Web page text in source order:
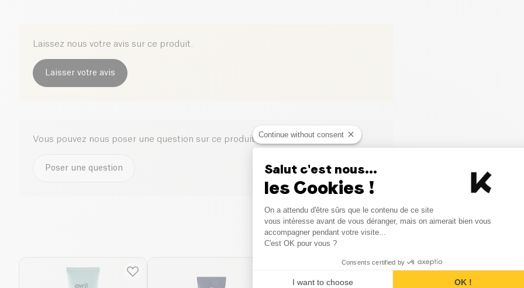
Laissez nous votre avis sur ce produit.
Laisser votre avis
Vous pouvez nous poser une question sur ce produit ici
Poser une question
Produits similaires
Continue without consent
Salut c'est nous...
les Cookies !
Consent Management
On a attendu d'être sûrs que le contenu de ce site
vous intéresse avant de vous déranger, mais on aimerait bien vous
accompagner pendant votre visite...
C'est OK pour vous ?
Consents certified by
I want to choose OK !
Axeptio consent